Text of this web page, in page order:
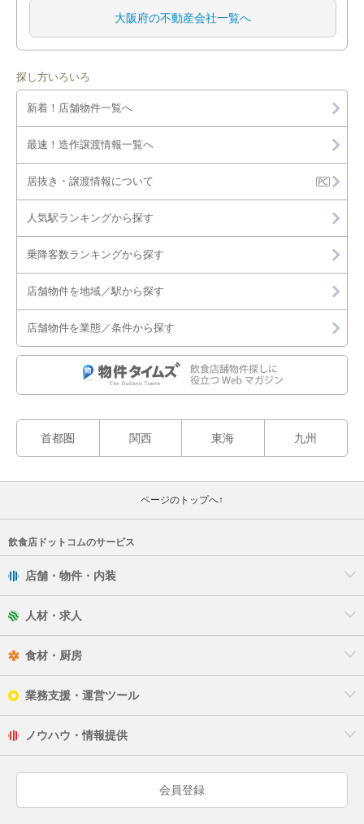
大阪府の不動産会社一覧へ
探し方いろいろ
新着！店舗物件一覧へ
最速！造作譲渡情報一覧へ
居抜き・譲渡情報について
人気駅ランキングから探す
乗降客数ランキングから探す
店舗物件を地域／駅から探す
店舗物件を業態／条件から探す
首都圏 関西 東海 九州
ページのトップへ↑
飲食店ドットコムのサービス
店舗・物件・内装
人材・求人
食材・厨房
業務支援・運営ツール
ノウハウ・情報提供
会員登録